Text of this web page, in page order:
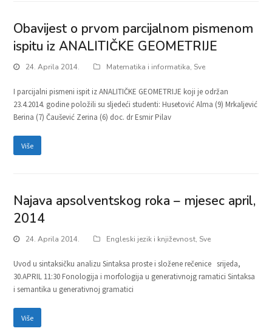
Obavijest o prvom parcijalnom pismenom
ispitu iz ANALITIČKE GEOMETRIJE
24. Aprila 2014. Matematika i informatika, Sve
I parcijalni pismeni ispit iz ANALITIČKE GEOMETRIJE koji je održan
23.4.2014. godine položili su sljedeći studenti: Husetović Alma (9) Mrkaljević
Berina (7) Čaušević Zerina (6) doc. dr Esmir Pilav
Više
Najava apsolventskog roka – mjesec april,
2014
24. Aprila 2014. Engleski jezik i književnost, Sve
Uvod u sintaksičku analizu Sintaksa proste i složene rečenice srijeda,
30.APRIL 11:30 Fonologija i morfologija u generativnojg ramatici Sintaksa
i semantika u generativnoj gramatici
Više